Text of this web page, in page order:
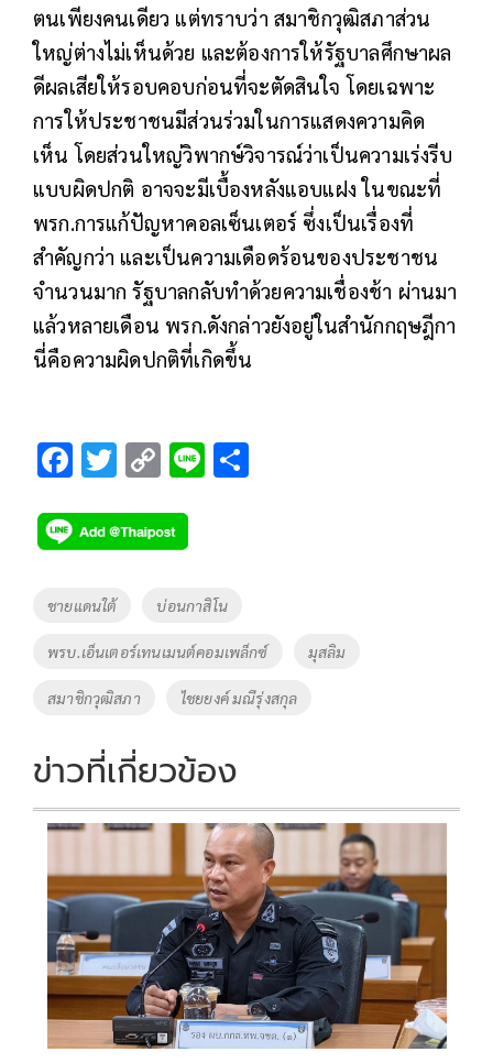
ตนเพียงคนเดียว แต่ทราบว่า สมาชิกวุฒิสภาส่วน
ใหญ่ต่างไม่เห็นด้วย และต้องการให้รัฐบาลศึกษาผล
ดีผลเสียให้รอบคอบก่อนที่จะตัดสินใจ โดยเฉพาะ
การให้ประชาชนมีส่วนร่วมในการแสดงความคิด
เห็น โดยส่วนใหญ่วิพากษ์วิจารณ์ว่าเป็นความเร่งรีบ
แบบผิดปกติ อาจจะมีเบื้องหลังแอบแฝง ในขณะที่
พรก.การแก้ปัญหาคอลเซ็นเตอร์ ซึ่งเป็นเรื่องที่
สำคัญกว่า และเป็นความเดือดร้อนของประชาชน
จำนวนมาก รัฐบาลกลับทำด้วยความเชื่องช้า ผ่านมา
แล้วหลายเดือน พรก.ดังกล่าวยังอยู่ในสำนักกฤษฎีกา
นี่คือความผิดปกติที่เกิดขึ้น
F
e
b
o
o
k
T
tt
er
C
p
y
Li
k
Li
Tags
ชายแดนใต้ บ่อนกาสิโน
พรบ.เอ็นเตอร์เทนเมนต์คอมเพล็กซ์ มุสลิม
สมาชิกวุฒิสภา ไชยยงค์ มณีรุ่งสกุล
ข่าวที่เกี่ยวข้อง